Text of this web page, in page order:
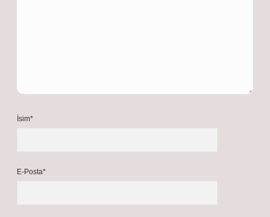
İsim*
E-Posta*